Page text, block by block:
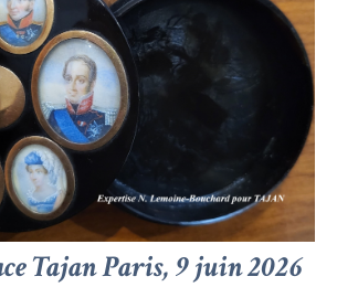
Tajan Paris, 9 juin 2026